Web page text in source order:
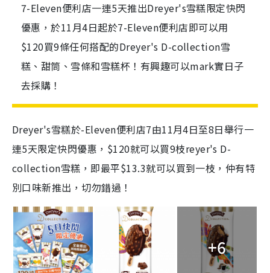
7-Eleven便利店一連5天推出Dreyer's雪糕限定快閃
優惠，於11月4日起於7-Eleven便利店即可以用
$120買9條任何搭配的Dreyer's D-collection雪
糕、甜筒、雪條和雪糕杯！有興趣可以mark實日子
去採購！
Dreyer's雪糕於-Eleven便利店7由11月4日至8日舉行一
連5天限定快閃優惠，$120就可以買9枝reyer's D-
collection雪糕，即最平$13.3就可以買到一枝，仲有特
別口味新推出，切勿錯過！
+6